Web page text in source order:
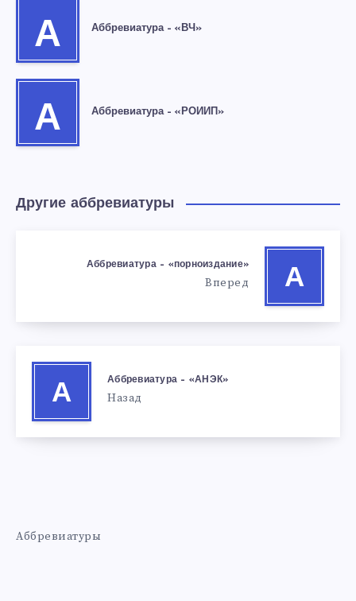
А Аббревиатура – «ВЧ»
А Аббревиатура – «РОИИП»
Другие аббревиатуры
А
Аббревиатура – «порноиздание»
Вперед
А
Аббревиатура – «АНЭК»
Назад
Аббревиатуры